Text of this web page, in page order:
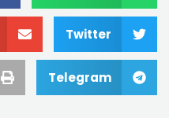
Twitter
Telegram